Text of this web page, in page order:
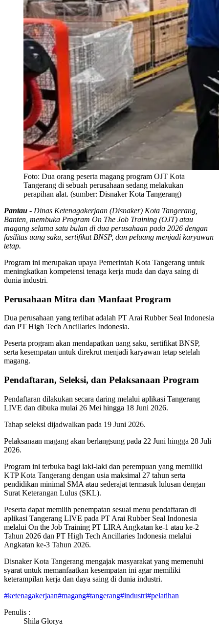
Foto: Dua orang peserta magang program OJT Kota
Tangerang di sebuah perusahaan sedang melakukan
perapihan alat. (sumber: Disnaker Kota Tangerang)
Pantau - Dinas Ketenagakerjaan (Disnaker) Kota Tangerang,
Banten, membuka Program On The Job Training (OJT) atau
magang selama satu bulan di dua perusahaan pada 2026 dengan
fasilitas uang saku, sertifikat BNSP, dan peluang menjadi karyawan
tetap.
Program ini merupakan upaya Pemerintah Kota Tangerang untuk
meningkatkan kompetensi tenaga kerja muda dan daya saing di
dunia industri.
Perusahaan Mitra dan Manfaat Program
Dua perusahaan yang terlibat adalah PT Arai Rubber Seal Indonesia
dan PT High Tech Ancillaries Indonesia.
Peserta program akan mendapatkan uang saku, sertifikat BNSP,
serta kesempatan untuk direkrut menjadi karyawan tetap setelah
magang.
Pendaftaran, Seleksi, dan Pelaksanaan Program
Pendaftaran dilakukan secara daring melalui aplikasi Tangerang
LIVE dan dibuka mulai 26 Mei hingga 18 Juni 2026.
Tahap seleksi dijadwalkan pada 19 Juni 2026.
Pelaksanaan magang akan berlangsung pada 22 Juni hingga 28 Juli
2026.
Program ini terbuka bagi laki-laki dan perempuan yang memiliki
KTP Kota Tangerang dengan usia maksimal 27 tahun serta
pendidikan minimal SMA atau sederajat termasuk lulusan dengan
Surat Keterangan Lulus (SKL).
Peserta dapat memilih penempatan sesuai menu pendaftaran di
aplikasi Tangerang LIVE pada PT Arai Rubber Seal Indonesia
melalui On the Job Training PT LIRA Angkatan ke-1 atau ke-2
Tahun 2026 dan PT High Tech Ancillaries Indonesia melalui
Angkatan ke-3 Tahun 2026.
Disnaker Kota Tangerang mengajak masyarakat yang memenuhi
syarat untuk memanfaatkan kesempatan ini agar memiliki
keterampilan kerja dan daya saing di dunia industri.
#ketenagakerjaan#magang#tangerang#industri#pelatihan
Penulis :
Shila Glorya